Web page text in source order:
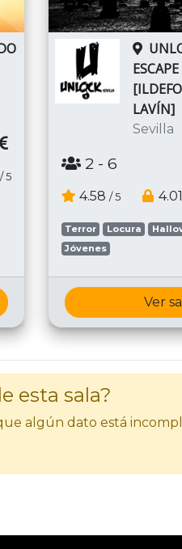
/ 5
LAVÍN]
Sevilla
2 - 6
4.58 / 5 4.01
Terror Locura
Jóvenes
Ver
esta sala?
algún dato está